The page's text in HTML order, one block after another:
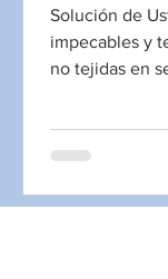
Solución de
impecables y
no tejidas en